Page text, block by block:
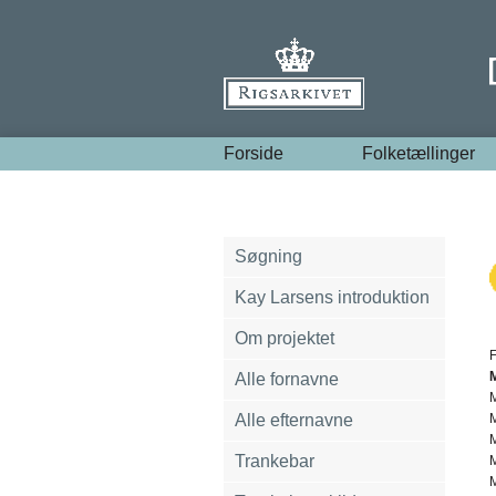
Forside Folketællinger
Søgning
Kay Larsens introduktion
Om projektet
Alle fornavne
Alle efternavne
Trankebar